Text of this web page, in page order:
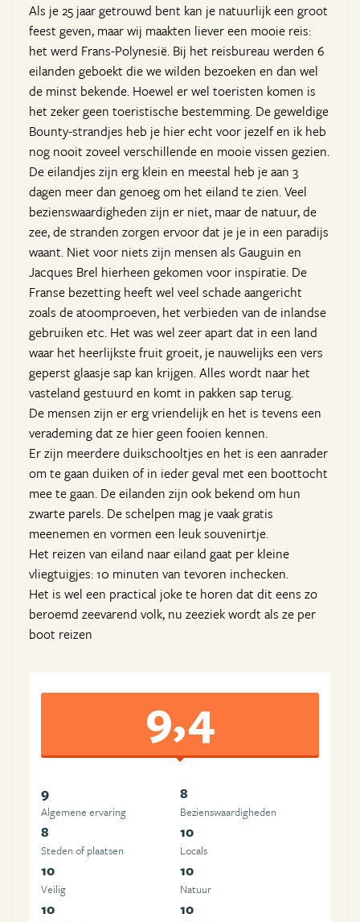
Als je 25 jaar getrouwd bent kan je natuurlijk een groot
feest geven, maar wij maakten liever een mooie reis:
het werd Frans-Polynesië. Bij het reisbureau werden 6
eilanden geboekt die we wilden bezoeken en dan wel
de minst bekende. Hoewel er wel toeristen komen is
het zeker geen toeristische bestemming. De geweldige
Bounty-strandjes heb je hier echt voor jezelf en ik heb
nog nooit zoveel verschillende en mooie vissen gezien.
De eilandjes zijn erg klein en meestal heb je aan 3
dagen meer dan genoeg om het eiland te zien. Veel
bezienswaardigheden zijn er niet, maar de natuur, de
zee, de stranden zorgen ervoor dat je je in een paradijs
waant. Niet voor niets zijn mensen als Gauguin en
Jacques Brel hierheen gekomen voor inspiratie. De
Franse bezetting heeft wel veel schade aangericht
zoals de atoomproeven, het verbieden van de inlandse
gebruiken etc. Het was wel zeer apart dat in een land
waar het heerlijkste fruit groeit, je nauwelijks een vers
geperst glaasje sap kan krijgen. Alles wordt naar het
vasteland gestuurd en komt in pakken sap terug.
De mensen zijn er erg vriendelijk en het is tevens een
verademing dat ze hier geen fooien kennen.
Er zijn meerdere duikschooltjes en het is een aanrader
om te gaan duiken of in ieder geval met een boottocht
mee te gaan. De eilanden zijn ook bekend om hun
zwarte parels. De schelpen mag je vaak gratis
meenemen en vormen een leuk souvenirtje.
Het reizen van eiland naar eiland gaat per kleine
vliegtuigjes: 10 minuten van tevoren inchecken.
Het is wel een practical joke te horen dat dit eens zo
beroemd zeevarend volk, nu zeeziek wordt als ze per
boot reizen
9,4
9
Algemene ervaring
8
Beziens­waardigheden
8
Steden of plaatsen
10
Locals
10
Veilig
10
Natuur
10 10